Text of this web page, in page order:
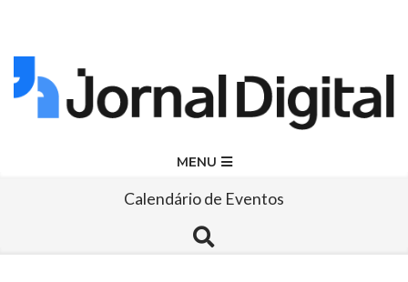
Skip
to
Jornal
Digital
MENU
Calendário de Eventos
Search